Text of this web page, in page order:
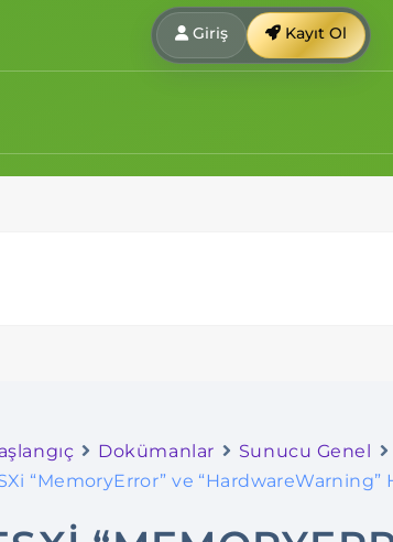
Giriş Kayıt Ol
Dokümanlar
Sunucu Genel
“MemoryError” ve “HardwareWarning”